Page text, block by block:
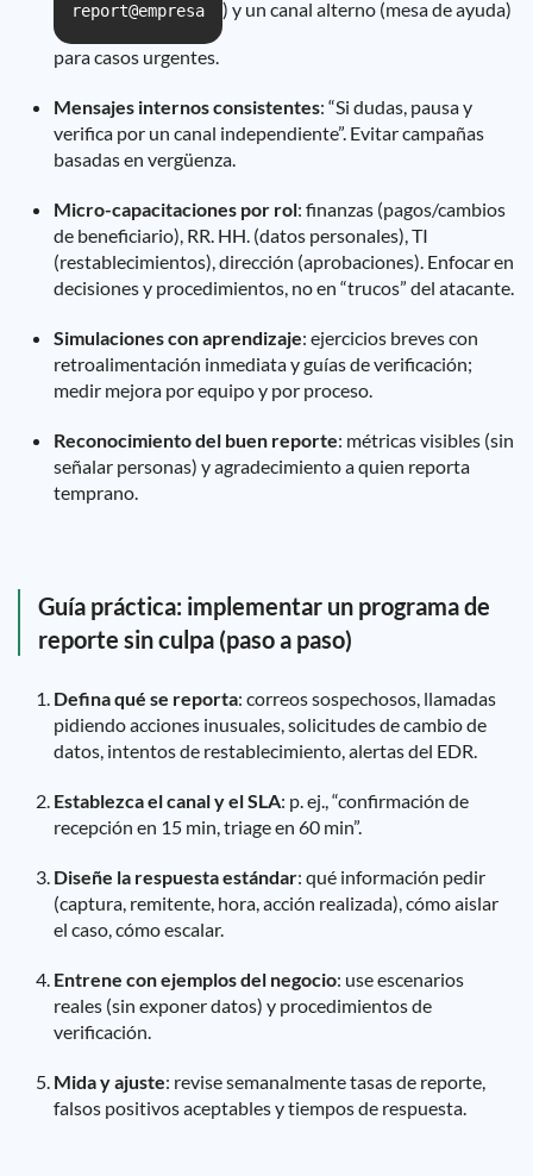
report@empresa ) y un canal alterno (mesa de ayuda)
para casos urgentes.
Mensajes internos consistentes: “Si dudas, pausa y
verifica por un canal independiente”. Evitar campañas
basadas en vergüenza.
Micro-capacitaciones por rol: finanzas (pagos/cambios
de beneficiario), RR. HH. (datos personales), TI
(restablecimientos), dirección (aprobaciones). Enfocar en
decisiones y procedimientos, no en “trucos” del atacante.
Simulaciones con aprendizaje: ejercicios breves con
retroalimentación inmediata y guías de verificación;
medir mejora por equipo y por proceso.
Reconocimiento del buen reporte: métricas visibles (sin
señalar personas) y agradecimiento a quien reporta
temprano.
Guía práctica: implementar un programa de
reporte sin culpa (paso a paso)
Defina qué se reporta: correos sospechosos, llamadas
pidiendo acciones inusuales, solicitudes de cambio de
datos, intentos de restablecimiento, alertas del EDR.
Establezca el canal y el SLA: p. ej., “confirmación de
recepción en 15 min, triage en 60 min”.
Diseñe la respuesta estándar: qué información pedir
(captura, remitente, hora, acción realizada), cómo aislar
el caso, cómo escalar.
Entrene con ejemplos del negocio: use escenarios
reales (sin exponer datos) y procedimientos de
verificación.
Mida y ajuste: revise semanalmente tasas de reporte,
falsos positivos aceptables y tiempos de respuesta.